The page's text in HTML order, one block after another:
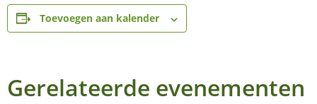
Toevoegen aan kalender
Gerelateerde evenementen